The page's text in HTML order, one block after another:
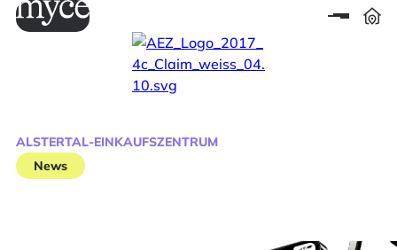
ALSTERTAL-EINKAUFSZENTRUM
News